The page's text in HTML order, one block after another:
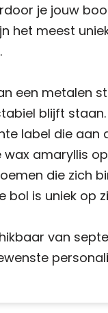
je jouw
het meest
een metalen
blijft staan.
label die
amaryllis
die zich
bol is uniek op
van